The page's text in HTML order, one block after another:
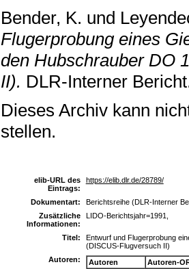
Bender, K. und
Flugerprobung eines
den Hubschrauber DO
II). DLR-Interner
Dieses Archiv kann
stellen.
elib-URL des
Eintrags:
https://elib.dlr.de/28789/
Dokumentart:
Berichtsreihe (DLR-Interner
Zusätzliche
Informationen:
LIDO-Berichtsjahr=1991,
Titel:
Entwurf und Flugerprobung
(DISCUS-Flugversuch II)
Autoren:
Autoren
Autoren-